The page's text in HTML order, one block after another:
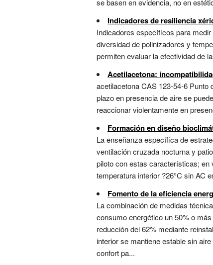
se basen en evidencia, no en
Indicadores de resiliencia
Indicadores específicos para
diversidad de polinizadores y
permiten evaluar la efectividad de
Acetilacetona:
acetilacetona CAS 123-54-6
plazo en presencia de aire se
reaccionar violentamente en
Formación en diseño
La enseñanza específica de
ventilación cruzada nocturna y
piloto con estas características; en
temperatura interior ?26°C sin AC
Fomento de la eficiencia
La combinación de medidas
consumo energético un 50% o
reducción del 62% mediante
interior se mantiene estable sin
confort pa...